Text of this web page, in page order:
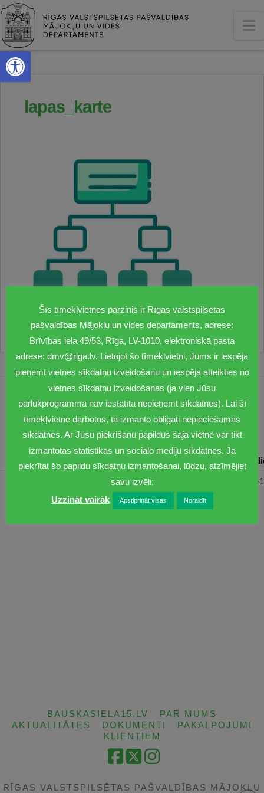
Open toolbar
lapas_karte
1201
dmv@riga.lv
Pirmdiena Otrdiena Trešdiena Ceturtdiena
08:00-17:00 08:00-
BAUSKASIELA15.LV
PAR MUMS
AKTUALITĀTES
DOKUMENTI
PAKALPOJUMI
KLIENTIEM
Facebook
X Instagram
RĪGAS VALSTSPILSĒTAS PAŠVALDĪBAS MĀJOKĻU
Šīs tīmekļvietnes pārzinis ir Rīgas valstspilsētas
pašvaldības Mājokļu un vides departaments, adrese:
Brīvības iela 49/53, Rīga, LV-1010, elektroniskā pasta
adrese: dmv@riga.lv. Lietojot šo tīmekļvietni, Jums ir iespēja
pieņemt vietnes sīkdatņu izveidošanu un iespēja atteikties no
vietnes sīkdatņu izveidošanas (ja vien Jūsu
pārlūkprogramma nav iestatīta nepieņemt sīkdatnes). Lai šī
tīmekļvietne darbotos, tā izmanto obligāti nepieciešamās
sīkdatnes. Ar Jūsu piekrišanu papildus šajā vietnē var tikt
izmantotas statistikas un sociālo mediju sīkdatnes. Ja
piekrītat šo papildu sīkdatņu izmantošanai, lūdzu, atzīmējiet
savu izvēli:
Uzzināt vairāk
Apstiprināt visas Noraidīt